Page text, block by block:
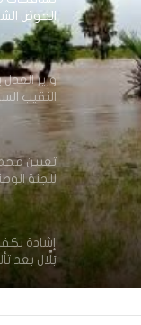
الحوض
وزير
النقيب
الوطنية
تعيين
للجنة
إشادة
بَلَّال بعد
العُماني